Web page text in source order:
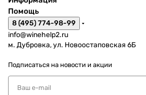
Помощь
8 (495) 774-98-99
info@winehelp2.ru
м. Дубровка, ул. Новоостаповская 6Б
Подписаться на новости и акции